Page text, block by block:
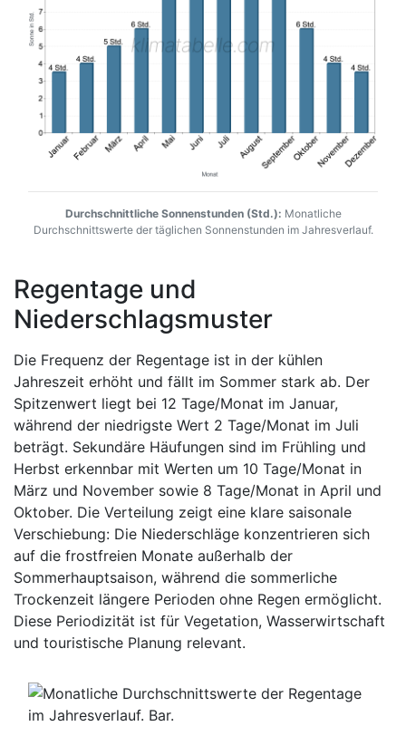
Durchschnittliche Sonnenstunden (Std.): Monatliche
Durchschnittswerte der täglichen Sonnenstunden im Jahresverlauf.
Regentage und
Niederschlagsmuster
Die Frequenz der Regentage ist in der kühlen
Jahreszeit erhöht und fällt im Sommer stark ab. Der
Spitzenwert liegt bei 12 Tage/Monat im Januar,
während der niedrigste Wert 2 Tage/Monat im Juli
beträgt. Sekundäre Häufungen sind im Frühling und
Herbst erkennbar mit Werten um 10 Tage/Monat in
März und November sowie 8 Tage/Monat in April und
Oktober. Die Verteilung zeigt eine klare saisonale
Verschiebung: Die Niederschläge konzentrieren sich
auf die frostfreien Monate außerhalb der
Sommerhauptsaison, während die sommerliche
Trockenzeit längere Perioden ohne Regen ermöglicht.
Diese Periodizität ist für Vegetation, Wasserwirtschaft
und touristische Planung relevant.